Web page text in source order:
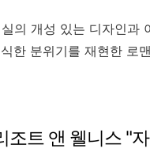
의 개성 있는 디자인과
한 분위기를 재현한 로
조트 앤 웰니스 "